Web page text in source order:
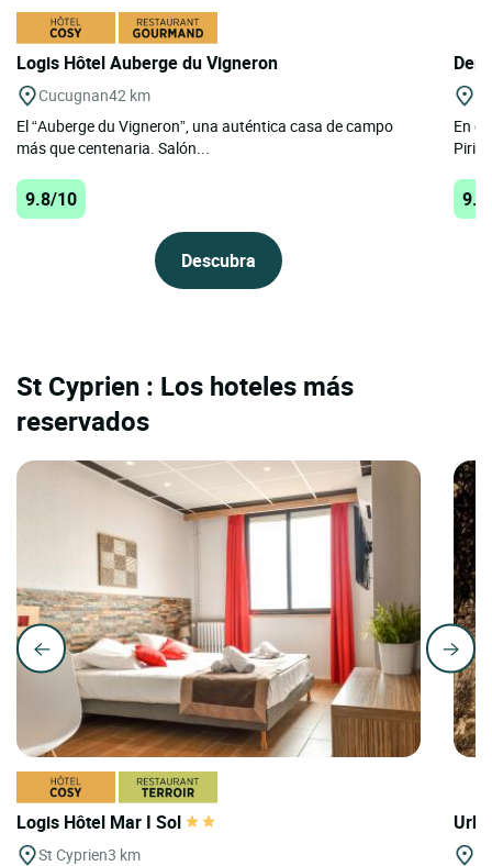
Logis Hôtel Auberge du Vigneron
Cucugnan42 km
El “Auberge du Vigneron”, una auténtica casa de campo
más que centenaria. Salón...
9.8/10
Descubra
En
St Cyprien : Los hoteles más
reservados
Logis Hôtel Mar I Sol
St Cyprien3 km